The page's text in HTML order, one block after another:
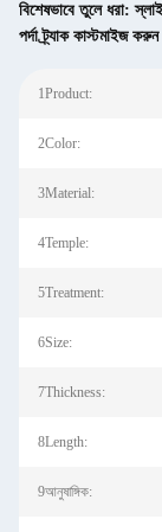
বিশেষভাবে তুলে ধরা:
পর্দা ট্র্যাক কাস্টমাইজ করুন
1Product:
2Color:
3Material:
4Temple:
5Treatment:
6Size:
7Thickness:
8Length:
9আনুষাঙ্গিক: